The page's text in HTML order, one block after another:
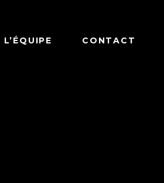
L’ÉQUIPE CONTACT